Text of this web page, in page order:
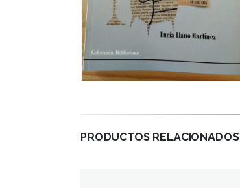
PRODUCTOS RELACIONADOS